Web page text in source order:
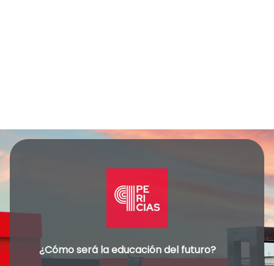
¿Cómo será la educación del futuro?